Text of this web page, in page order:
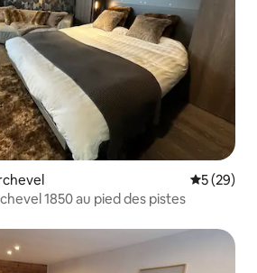
5 (29)
1850 au pied des pistes